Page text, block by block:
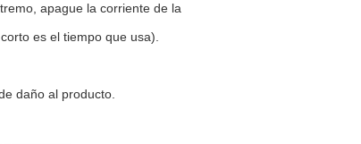
apague la corriente de la
es el tiempo que usa).
daño al producto.